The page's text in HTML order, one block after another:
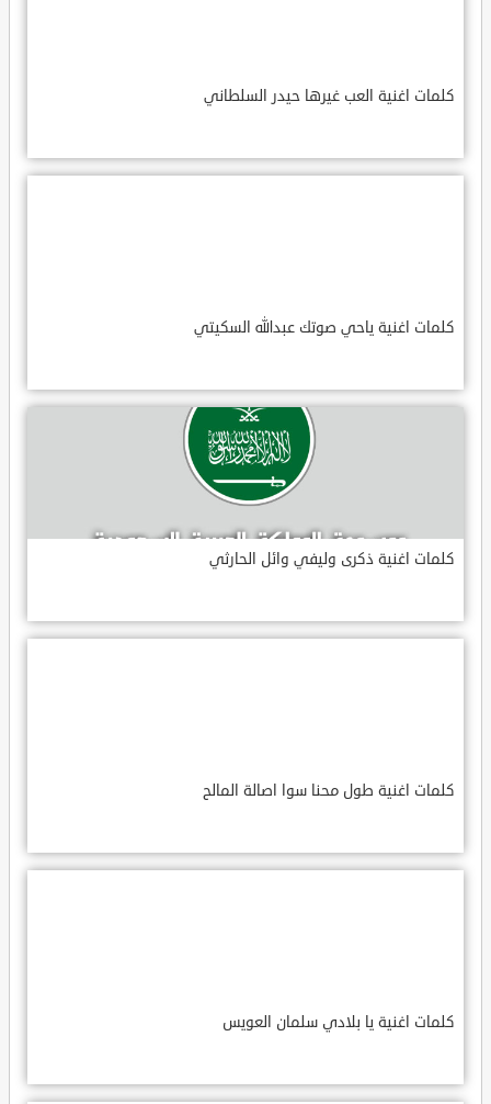
كلمات اغنية العب غيرها حيدر السلطاني
كلمات اغنية ياحي صوتك عبدالله السكيتي
كلمات اغنية ذكرى وليفي وائل الحارثي
كلمات اغنية طول محنا سوا اصالة المالح
كلمات اغنية يا بلادي سلمان العويس